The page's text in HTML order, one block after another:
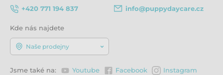
+420 771 194 837
info@puppydaycare.cz
Kde nás najdete
Naše prodejny
Jsme také na: Youtube Facebook Instagram